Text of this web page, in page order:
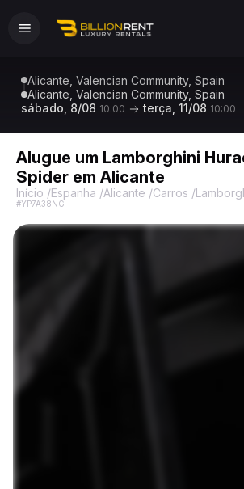
Alicante, Valencian Community, Spain
Alicante, Valencian Community, Spain
sábado, 8/08 10:00 terça, 11/08 10:00
Alugue um Lamborghini
Spider em Alicante
Início /Espanha /Alicante /Carros /
#YP7A38NG